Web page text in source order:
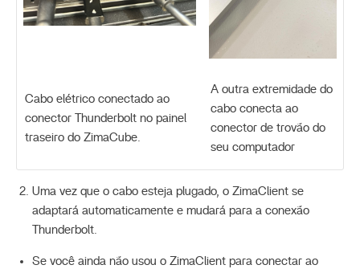
Cabo elétrico conectado ao
conector Thunderbolt no painel
traseiro do ZimaCube.
A outra extremidade do
cabo conecta ao
conector de trovão do
seu computador
Uma vez que o cabo esteja plugado, o ZimaClient se
adaptará automaticamente e mudará para a conexão
Thunderbolt.
Se você ainda não usou o ZimaClient para conectar ao